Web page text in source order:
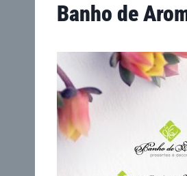
Banho de